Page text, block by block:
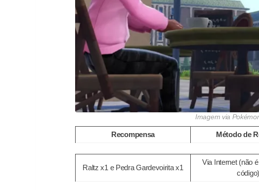
Imagem via
Recompensa Método de
Raltz x1 e Pedra Gardevoirita x1
Via Internet (não
código)